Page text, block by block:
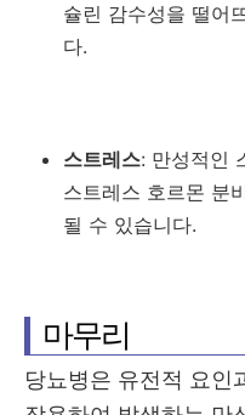
슐린 감수성을 떨어
다.
스트레스: 만성적인
스트레스 호르몬 분
될 수 있습니다.
마무리
당뇨병은 유전적 요인